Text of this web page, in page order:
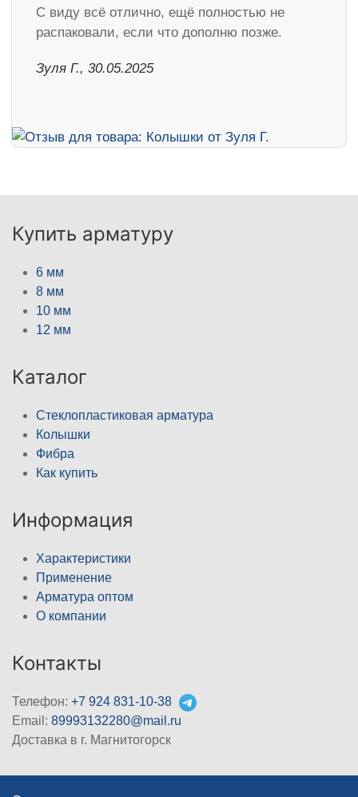
С виду всё отлично, ещё полностью не
распаковали, если что дополню позже.
Зуля Г., 30.05.2025
Купить арматуру
6 мм
8 мм
10 мм
12 мм
Каталог
Стеклопластиковая арматура
Колышки
Фибра
Как купить
Информация
Характеристики
Применение
Арматура оптом
О компании
Контакты
Телефон: +7 924 831-10-38
Email: 89993132280@mail.ru
Доставка в г. Магнитогорск